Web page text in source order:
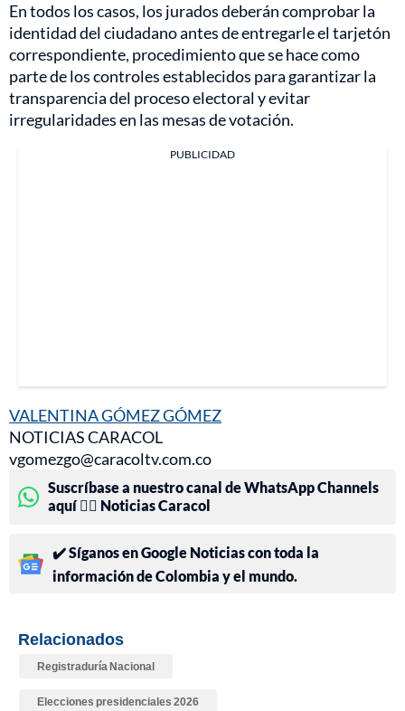
En todos los casos, los jurados deberán comprobar la
identidad del ciudadano antes de entregarle el tarjetón
correspondiente, procedimiento que se hace como
parte de los controles establecidos para garantizar la
transparencia del proceso electoral y evitar
irregularidades en las mesas de votación.
PUBLICIDAD
VALENTINA GÓMEZ GÓMEZ
NOTICIAS CARACOL
vgomezgo@caracoltv.com.co
Suscríbase a nuestro canal de WhatsApp Channels
aquí 👉🏻 Noticias Caracol
✔️ Síganos en Google Noticias con toda la
información de Colombia y el mundo.
Relacionados
Registraduría Nacional
Elecciones presidenciales 2026